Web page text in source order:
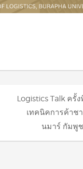
Logistics Talk ครั้
เทคนิคการค้าช
นมาร์ กัมพู